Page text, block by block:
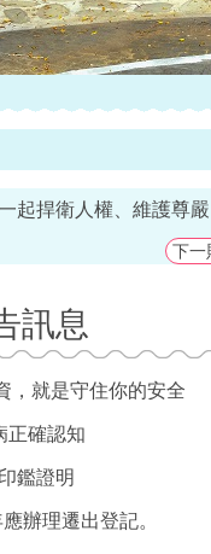
起捍衛人權、維護尊
人口販運通報專線（
信詐騙、錢財不見~
下一
訊息
，就是守住你的安全
正確認知
鑑證明
辦理遷出登記。